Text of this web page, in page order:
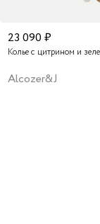
23 090 ₽
Колье с цитрином и
Alcozer&J